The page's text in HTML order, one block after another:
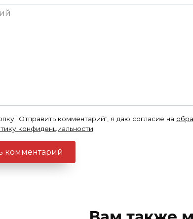
"Отправить комментарий", я даю согласие на
конфиденциальности